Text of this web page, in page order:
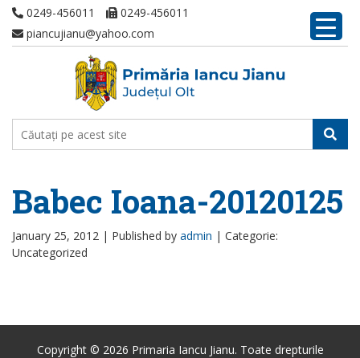
0249-456011
0249-456011
piancujianu@yahoo.com
Babec Ioana-20120125
January 25, 2012 | Published by admin | Categorie:
Uncategorized
Copyright © 2026 Primaria Iancu Jianu. Toate drepturile